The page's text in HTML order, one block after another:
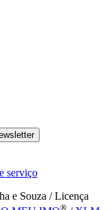
serviço
e Souza / Licença
®